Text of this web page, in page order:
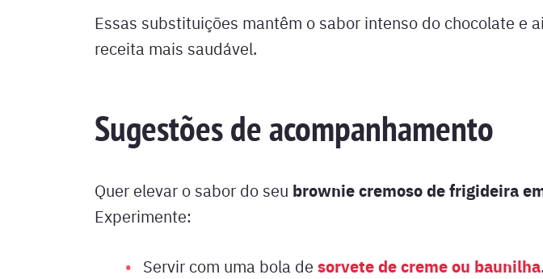
Essas substituições mantêm o sabor intenso do chocolate e
receita mais saudável.
Sugestões de acompanhamento
Quer elevar o sabor do seu brownie cremoso de frigideira
Experimente:
Servir com uma bola de sorvete de creme ou baunilha.